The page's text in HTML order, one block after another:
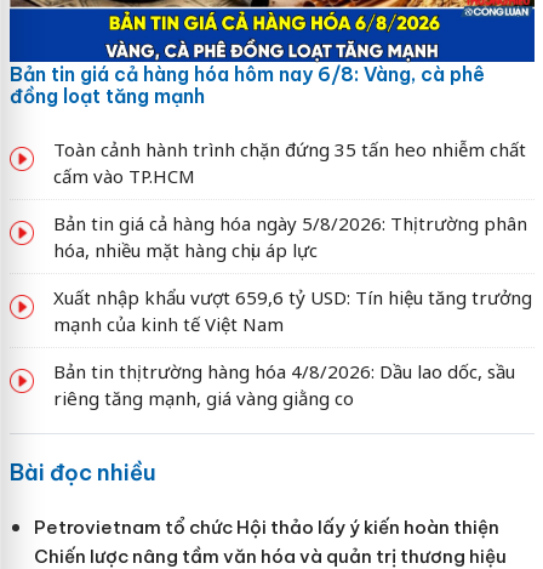
Bản tin giá cả hàng hóa hôm nay 6/8: Vàng, cà phê
đồng loạt tăng mạnh
Toàn cảnh hành trình chặn đứng 35 tấn heo nhiễm chất
cấm vào TP.HCM
Bản tin giá cả hàng hóa ngày 5/8/2026: Thị trường phân
hóa, nhiều mặt hàng chịu áp lực
Xuất nhập khẩu vượt 659,6 tỷ USD: Tín hiệu tăng trưởng
mạnh của kinh tế Việt Nam
Bản tin thị trường hàng hóa 4/8/2026: Dầu lao dốc, sầu
riêng tăng mạnh, giá vàng giằng co
Bài đọc nhiều
Petrovietnam tổ chức Hội thảo lấy ý kiến hoàn thiện
Chiến lược nâng tầm văn hóa và quản trị thương hiệu